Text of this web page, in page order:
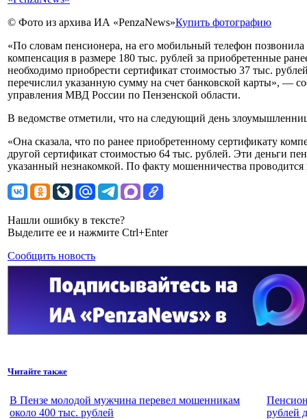
© Фото из архива ИА «PenzaNews»Купить фотографию
«По словам пенсионера, на его мобильный телефон позвонила
компенсация в размере 180 тыс. рублей за приобретенные
необходимо приобрести сертификат стоимостью 37 тыс.
перечислил указанную сумму на счет банковской карты», —
управления МВД России по Пензенской области.
В ведомстве отметили, что на следующий день
«Она сказала, что по ранее приобретенному сертификату
другой сертификат стоимостью 64 тыс. рублей. Эти деньги
указанный незнакомкой. По факту мошенничества
Нашли ошибку в тексте?
Выделите ее и нажмите Ctrl+Enter
Сообщить новость
Читайте также
В Пензе молодой мужчина перевел мошенникам
около 400 тыс. рублей
рублей